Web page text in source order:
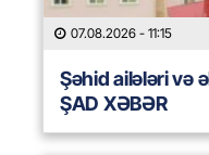
07.08.2026 - 11:15
Şəhid ailələri və
ŞAD XƏBƏR